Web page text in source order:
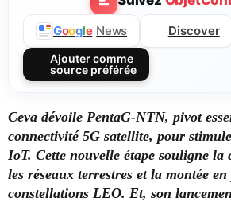
Google News Discover
Ajouter comme
source préférée
Ceva dévoile PentaG-NTN, pivot
connectivité 5G satellite, pour
IoT. Cette nouvelle étape souligne la
les réseaux terrestres et la montée en
constellations LEO. Et, son